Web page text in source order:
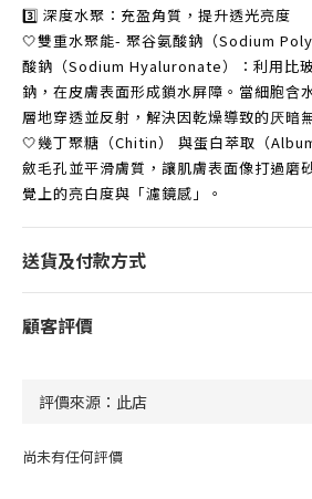
3️⃣ 深度水聚：充盈角質，提升透光亮度
🤍雙重水聚能- 聚谷氨酸鈉（Sodium
酸鈉（Sodium Hyaluronate）：利用比
鈉，在皮膚表面形成鎖水屏障。當細胞含
層地穿透並反射，解決因乾燥導致的厌暗
🤍幾丁聚糖（Chitin） 與蛋白萃取（
斂毛孔並平滑膚質，讓肌膚表面像打過磨
覺上的亮白度與「濾鏡感」。
送貨及付款方式
顧客評價
尚未有任何評價